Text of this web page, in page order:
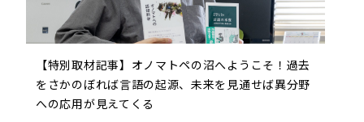
【特別取材記事】オノマトペの沼へようこそ！過去
をさかのぼれば言語の起源、未来を見通せば異分野
への応用が見えてくる